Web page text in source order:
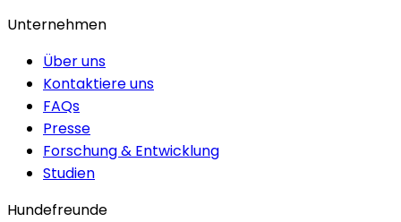
Unternehmen
Über uns
Kontaktiere uns
FAQs
Presse
Forschung & Entwicklung
Studien
Hundefreunde